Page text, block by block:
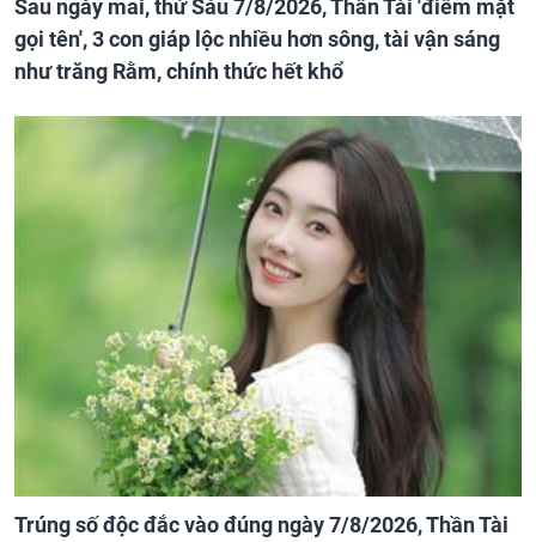
Sau ngày mai, thứ Sáu 7/8/2026, Thần Tài 'điểm mặt
gọi tên', 3 con giáp lộc nhiều hơn sông, tài vận sáng
như trăng Rằm, chính thức hết khổ
Trúng số độc đắc vào đúng ngày 7/8/2026, Thần Tài